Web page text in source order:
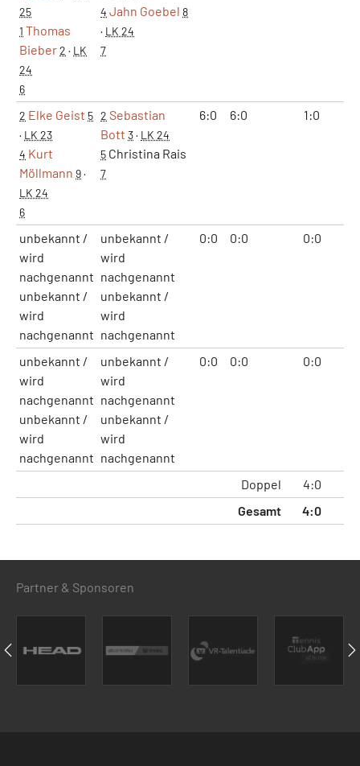
25
1 Thomas
Bieber2 · LK
24
6
4 Jahn Goebel 8
· LK 24
7
2 Elke Geist 5
· LK 23
4 Kurt
Möllmann 9·
LK 24
6
2 Sebastian
Bott 3· LK 24
5 Christina Rais
7
6:0 6:0 1:0
unbekannt /
wird
nachgenannt
unbekannt /
wird
nachgenannt
unbekannt /
wird
nachgenannt
unbekannt /
wird
nachgenannt
0:0 0:0 0:0
unbekannt /
wird
nachgenannt
unbekannt /
wird
nachgenannt
unbekannt /
wird
nachgenannt
unbekannt /
wird
nachgenannt
0:0 0:0 0:0
Doppel 4:0
Gesamt
4:0
Partner & Sponsoren